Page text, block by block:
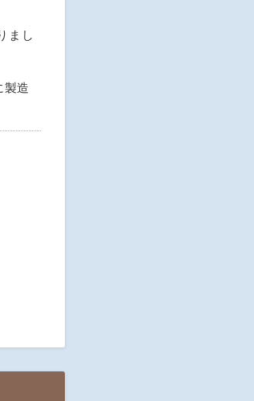
まし
製造